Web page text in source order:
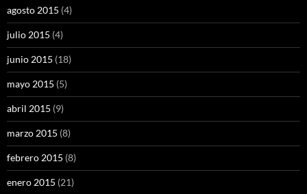
agosto 2015 (4)
julio 2015 (4)
junio 2015 (18)
mayo 2015 (5)
abril 2015 (9)
marzo 2015 (8)
febrero 2015 (8)
enero 2015 (21)